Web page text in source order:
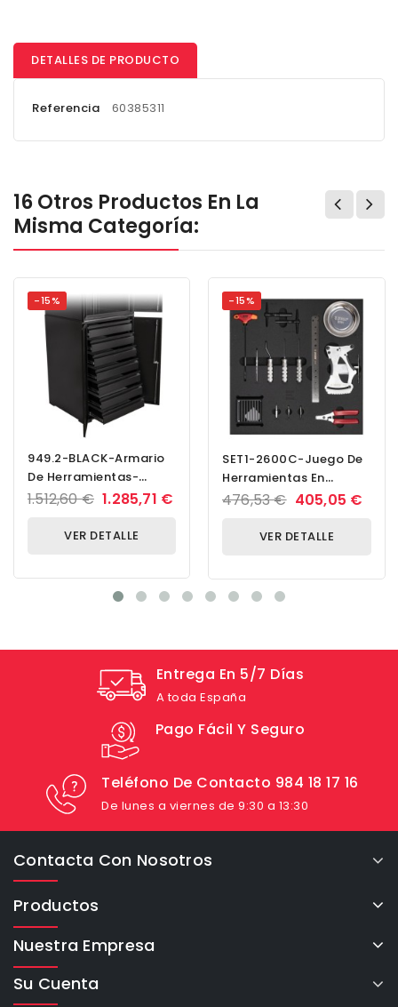
DETALLES DE PRODUCTO
Referencia 60385311
16 Otros Productos En La
Misma Categoría:
-15%
949.2-BLACK-Armario
De Herramientas-
695x660x1023
1.512,60 € 1.285,71 €
VER DETALLE
-15%
SET1-2600C-Juego De
Herramientas En
Bandeja 1 Para 2600C -
476,53 € 405,05 €
VER DETALLE
Entrega En 5/7 Días
A toda España
Pago Fácil Y Seguro
Teléfono De Contacto 984 18 17 16
De lunes a viernes de 9:30 a 13:30
Contacta Con Nosotros
Productos
Nuestra Empresa
Su Cuenta